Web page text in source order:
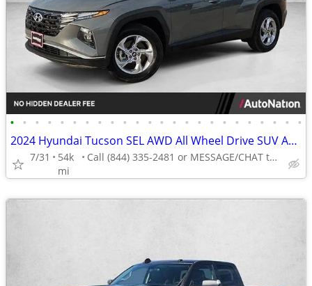
• • • • • • • • • • • • • • • • • • • • • • • •
2024 Hyundai Tucson SEL AWD All Wheel Drive SUV AUTONATION
7/31
54k
mi
Call (844) 335-2481 or MESSAGE/CHAT to confirm availability